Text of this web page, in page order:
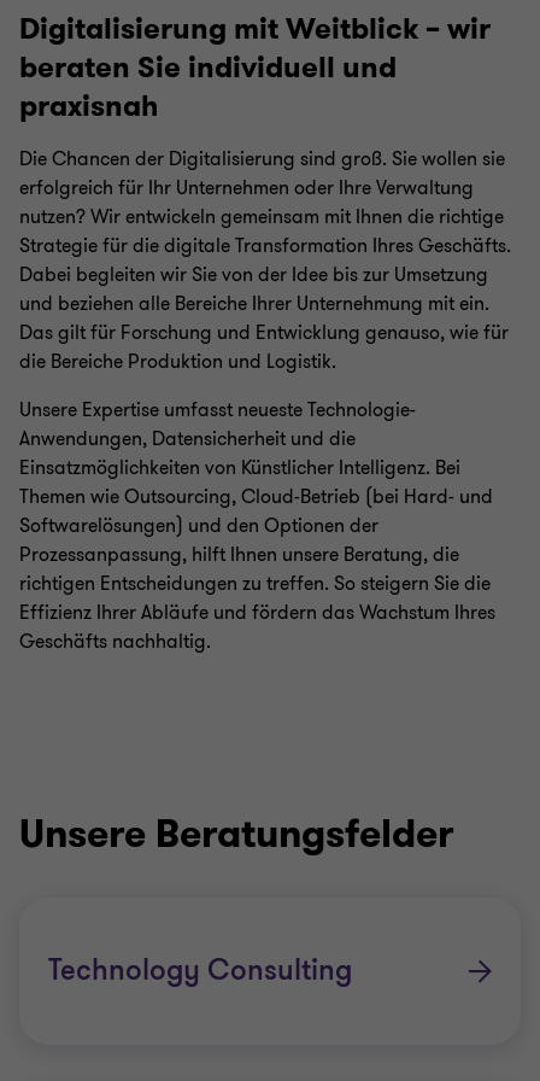
Digitalisierung mit Weitblick – wir
beraten Sie individuell und
praxisnah
Die Chancen der Digitalisierung sind groß. Sie wollen sie
erfolgreich für Ihr Unternehmen oder Ihre Verwaltung
nutzen? Wir entwickeln gemeinsam mit Ihnen die richtige
Strategie für die digitale Transformation Ihres Geschäfts.
Dabei begleiten wir Sie von der Idee bis zur Umsetzung
und beziehen alle Bereiche Ihrer Unternehmung mit ein.
Das gilt für Forschung und Entwicklung genauso, wie für
die Bereiche Produktion und Logistik.
Unsere Expertise umfasst neueste Technologie-
Anwendungen, Datensicherheit und die
Einsatzmöglichkeiten von Künstlicher Intelligenz. Bei
Themen wie Outsourcing, Cloud-Betrieb (bei Hard- und
Softwarelösungen) und den Optionen der
Prozessanpassung, hilft Ihnen unsere Beratung, die
richtigen Entscheidungen zu treffen. So steigern Sie die
Effizienz Ihrer Abläufe und fördern das Wachstum Ihres
Geschäfts nachhaltig.
Unsere Beratungsfelder
Technology Consulting